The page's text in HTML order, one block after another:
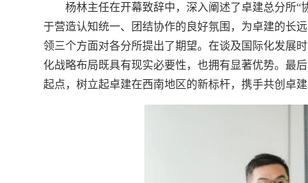
杨林主任在开幕致辞中，深入阐述了卓建总分所
于营造认知统一、团结协作的良好氛围，为卓建的长
领三个方面对各分所提出了期望。在谈及国际化发展
化战略布局既具有现实必要性，也拥有显著优势。最
起点，树立起卓建在西南地区的新标杆，携手共创卓